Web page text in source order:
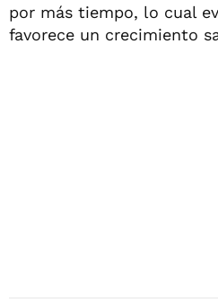
por más tiempo, lo cual
favorece un crecimiento